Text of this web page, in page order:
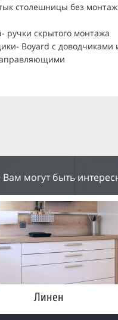
столешницы без
ручки скрытого монтажа
Boyard с доводчиками
Вам могут быть
Линен